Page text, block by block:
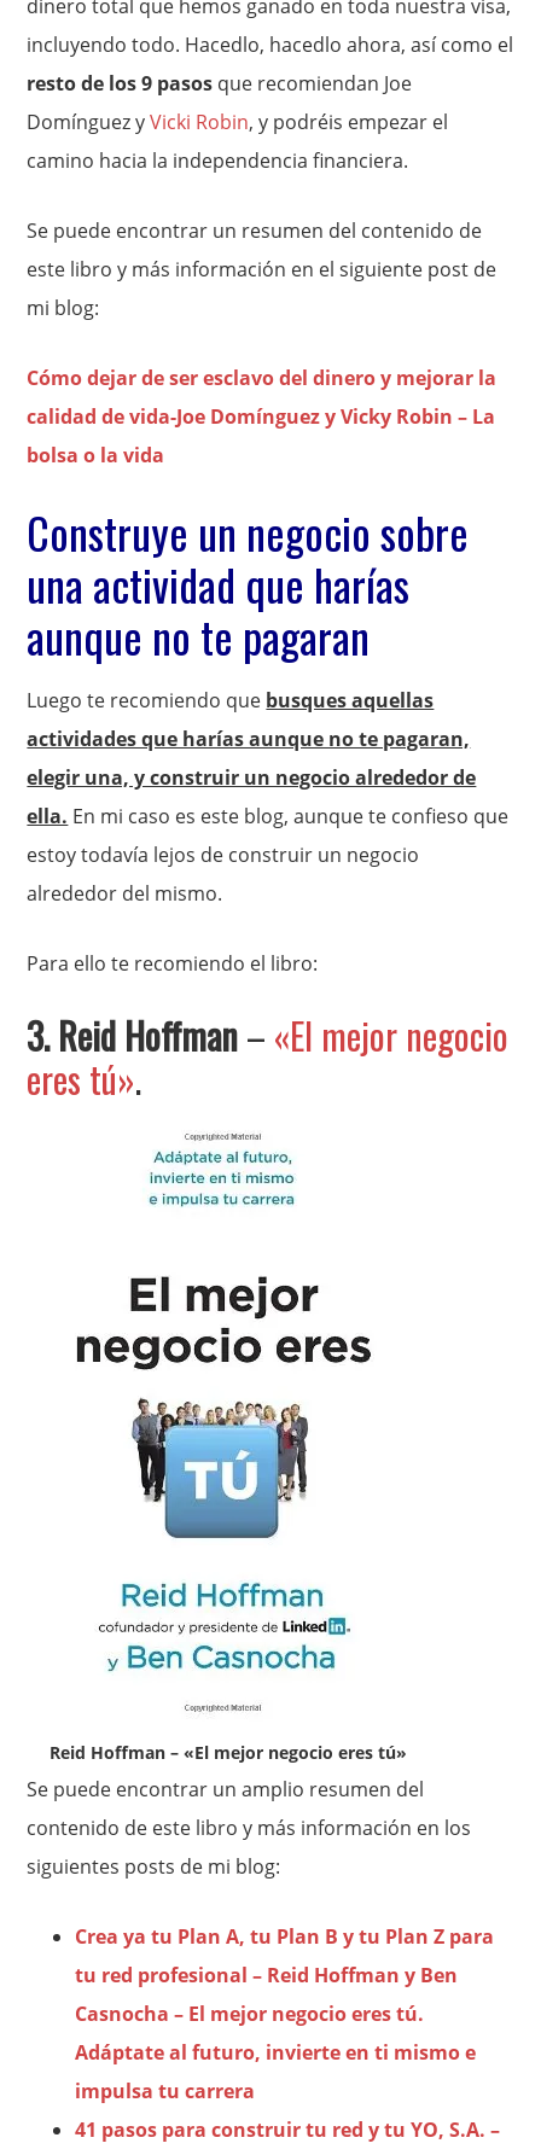
dinero total que hemos ganado en toda nuestra visa,
incluyendo todo. Hacedlo, hacedlo ahora, así como el
resto de los 9 pasos que recomiendan Joe
Domínguez yVicki Robin, y podréis empezar el
camino hacia la independencia financiera.
Se puede encontrar un resumen del contenido de
este libro y más información en el siguiente post de
mi blog:
Cómo dejar de ser esclavo del dinero y mejorar la
calidad de vida-Joe Domínguez y Vicky Robin – La
bolsa o la vida
Construye un negocio sobre
una actividad que harías
aunque no te pagaran
Luego te recomiendo que busques aquellas
actividades que harías aunque no te pagaran,
elegir una, y construir un negocio alrededor de
ella. En mi caso es este blog, aunque te confieso que
estoy todavía lejos de construir un negocio
alrededor del mismo.
Para ello te recomiendo el libro:
3. Reid Hoffman– «El mejor negocio
eres tú».
Reid Hoffman – «El mejor negocio eres tú»
Se puede encontrar un amplio resumen del
contenido de este libro y más información en los
siguientes posts de mi blog:
Crea ya tu Plan A, tu Plan B y tu Plan Z para
tu red profesional – Reid Hoffman y Ben
Casnocha – El mejor negocio eres tú.
Adáptate al futuro, invierte en ti mismo e
impulsa tu carrera
41 pasos para construir tu red y tu YO, S.A. –